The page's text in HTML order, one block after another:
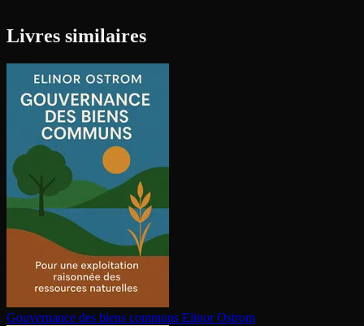
Livres similaires
Gouvernance des biens communs Elinor Ostrom